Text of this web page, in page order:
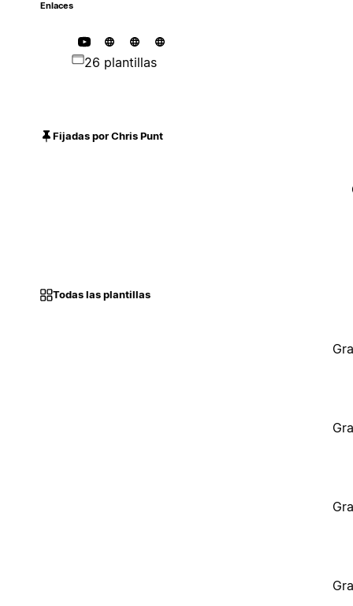
Enlaces
26 plantillas
Fijadas por Chris Punt
Todas las plantillas